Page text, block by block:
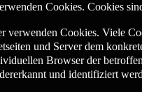
Cookies. Cookies
verwenden Cookies. Viele
und Server dem
Browser der
und identifiziert